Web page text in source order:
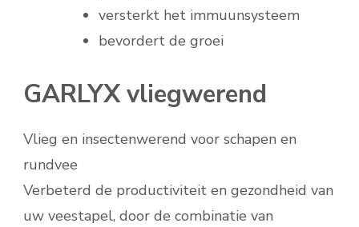
versterkt het immuunsysteem
bevordert de groei
GARLYX vliegwerend
Vlieg en insectenwerend voor schapen en
rundvee
Verbeterd de productiviteit en gezondheid van
uw veestapel, door de combinatie van